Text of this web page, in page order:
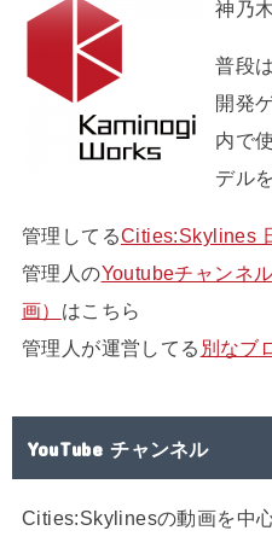
神乃
普段
開発
内で
デル
管理してるCities:Skylines
管理人のYoutubeチャンネ
画） はこちら
管理人が運営してる 別なブ
YouTube チャンネル
Cities:Skylinesの動画を中